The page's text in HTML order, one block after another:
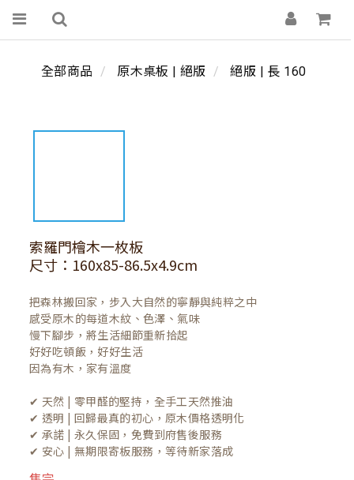
全部商品 原木桌板 | 絕版 絕版 | 長 160
索羅門檜木一枚板
尺寸：160x85-86.5x4.9cm
把森林搬回家，步入大自然的寧靜與純粹之中
感受原木的每道木紋、色澤、氣味
慢下腳步，將生活細節重新拾起
好好吃頓飯，好好生活
因為有木，家有溫度
✔ 天然 | 零甲醛的堅持，全手工天然推油
✔ 透明 | 回歸最真的初心，原木價格透明化
✔ 承諾 | 永久保固，免費到府售後服務
✔ 安心 | 無期限寄板服務，等待新家落成